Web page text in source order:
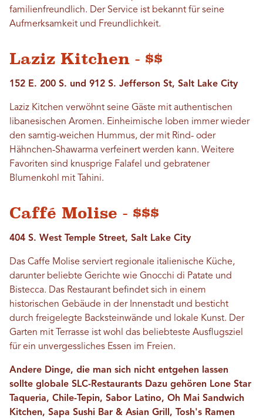
familienfreundlich. Der Service ist bekannt für seine
Aufmerksamkeit und Freundlichkeit.
Laziz Kitchen - $$
152 E. 200 S. und 912 S. Jefferson St, Salt Lake City
Laziz Kitchen verwöhnt seine Gäste mit authentischen
libanesischen Aromen. Einheimische loben immer wieder
den samtig-weichen Hummus, der mit Rind- oder
Hähnchen-Shawarma verfeinert werden kann. Weitere
Favoriten sind knusprige Falafel und gebratener
Blumenkohl mit Tahini.
Caffé Molise - $$$
404 S. West Temple Street, Salt Lake City
Das Caffe Molise serviert regionale italienische Küche,
darunter beliebte Gerichte wie Gnocchi di Patate und
Bistecca. Das Restaurant befindet sich in einem
historischen Gebäude in der Innenstadt und besticht
durch freigelegte Backsteinwände und lokale Kunst. Der
Garten mit Terrasse ist wohl das beliebteste Ausflugsziel
für ein unvergessliches Essen im Freien.
Andere Dinge, die man sich nicht entgehen lassen
sollte globale SLC-Restaurants Dazu gehören Lone Star
Taqueria, Chile-Tepin, Sabor Latino, Oh Mai Sandwich
Kitchen, Sapa Sushi Bar & Asian Grill, Tosh's Ramen